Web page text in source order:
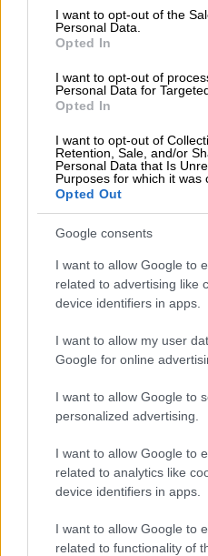
consent section.
I want to opt-out of the
Personal Data.
Opted In
I want to opt-out of
Personal Data for
Opted In
I want to opt-out of
Retention, Sale, and/or
Personal Data that Is
Purposes for which it was
Opted Out
Google consents
I want to allow Google to
related to advertising like
device identifiers in apps.
I want to allow my user
Google for online
I want to allow Google to
personalized advertising.
I want to allow Google to
related to analytics like
device identifiers in apps.
I want to allow Google to
related to functionality of
Ελλάδα|06.04.2025 12:39
Επεισόδια τα
Εξάρχεια -
Το χρονικό
Σύμφωνα με το
ξέσπασε άγριος
αδιευκρίνιστες
αδέρφια εντός της
εκ των δύο να βγάζει
βρισκόταν σε έξαλλη
Στο σημείο κλήθηκε
επίσης και
μετέφεραν στο
ενώ ο δράστης
αστυνομικούς.
Διαβάστε ακόμη